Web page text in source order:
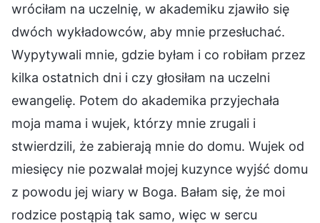
wróciłam na uczelnię, w akademiku zjawiło się
dwóch wykładowców, aby mnie przesłuchać.
Wypytywali mnie, gdzie byłam i co robiłam przez
kilka ostatnich dni i czy głosiłam na uczelni
ewangelię. Potem do akademika przyjechała
moja mama i wujek, którzy mnie zrugali i
stwierdzili, że zabierają mnie do domu. Wujek od
miesięcy nie pozwalał mojej kuzynce wyjść domu
z powodu jej wiary w Boga. Bałam się, że moi
rodzice postąpią tak samo, więc w sercu